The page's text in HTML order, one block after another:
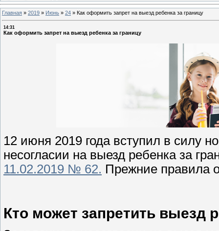
Главная » 2019 » Июнь » 24 » Как оформить запрет на выезд ребенка за границу
14:31
Как оформить запрет на выезд ребенка за границу
12 июня 2019 года вступил в силу
несогласии на выезд ребенка за
11.02.2019 № 62. Прежние правила
Кто может запретить выезд